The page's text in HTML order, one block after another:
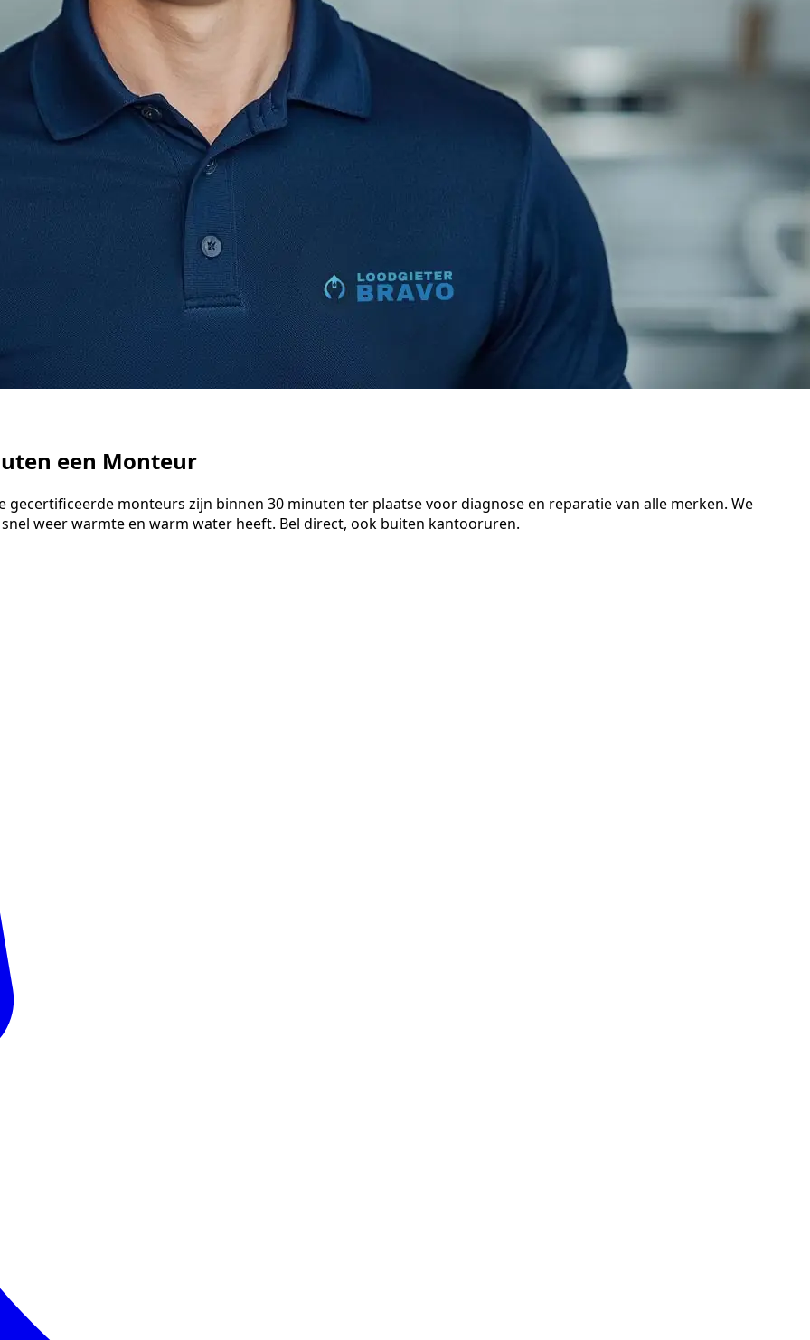
een Monteur
gecertificeerde monteurs zijn binnen 30 minuten ter plaatse voor diagnose en reparatie van alle merken. We
weer warmte en warm water heeft. Bel direct, ook buiten kantooruren.